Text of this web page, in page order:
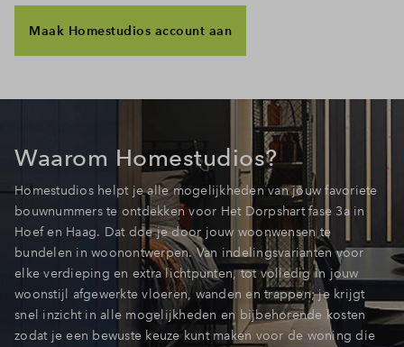
Inloggen
Maak Homestudios account aan
Waarom Homestudios?
Homestudios helpt je alle mogelijkheden van jouw favoriete
bouwnummers te ontdekken voor Het Dorpshart fase 3a in
Hoef en Haag. Dat doe je door jouw woonwensen te
bundelen in woonontwerpen. Van indelingsvarianten voor
elke verdieping en extra lichtpunten, tot volledig in jouw
woonstijl afgewerkte vloeren, wanden en trappen; je krijgt
snel inzicht in alle mogelijkheden en bijbehorende kosten
zodat je een bewuste keuze kunt maken voor de woning die